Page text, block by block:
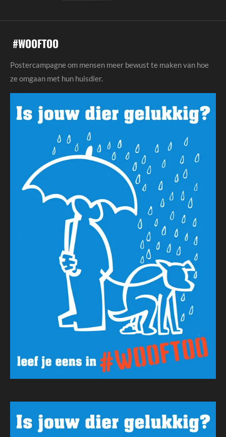
#WOOFTOO
Postercampagne om mensen meer bewust te maken van hoe
ze omgaan met hun huisdier.